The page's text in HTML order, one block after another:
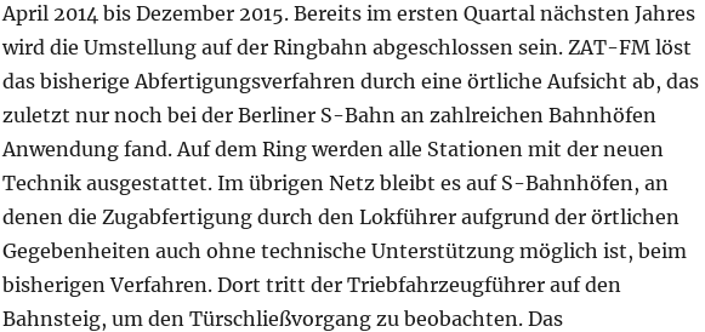
April 2014 bis Dezember 2015. Bereits im ersten Quartal nächsten Jahres
wird die Umstellung auf der Ringbahn abgeschlossen sein. ZAT-FM löst
das bisherige Abfertigungsverfahren durch eine örtliche Aufsicht ab, das
zuletzt nur noch bei der Berliner S-Bahn an zahlreichen Bahnhöfen
Anwendung fand. Auf dem Ring werden alle Stationen mit der neuen
Technik ausgestattet. Im übrigen Netz bleibt es auf S-Bahnhöfen, an
denen die Zugabfertigung durch den Lokführer aufgrund der örtlichen
Gegebenheiten auch ohne technische Unterstützung möglich ist, beim
bisherigen Verfahren. Dort tritt der Triebfahrzeugführer auf den
Bahnsteig, um den Türschließvorgang zu beobachten. Das